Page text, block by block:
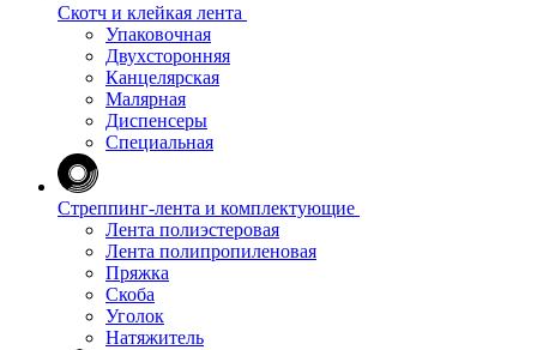
Скотч и клейкая лента
Упаковочная
Двухсторонняя
Канцелярская
Малярная
Диспенсеры
Специальная
Стреппинг-лента и комплектующие
Лента полиэстеровая
Лента полипропиленовая
Пряжка
Скоба
Уголок
Натяжитель